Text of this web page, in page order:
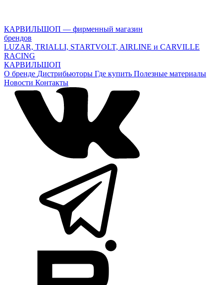
КАРВИЛЬШОП — фирменный магазин
брендов
LUZAR, TRIALLI, STARTVOLT, AIRLINE и CARVILLE
RACING
КАРВИЛЬШОП
О бренде Дистрибьюторы Где купить Полезные материалы
Новости Контакты